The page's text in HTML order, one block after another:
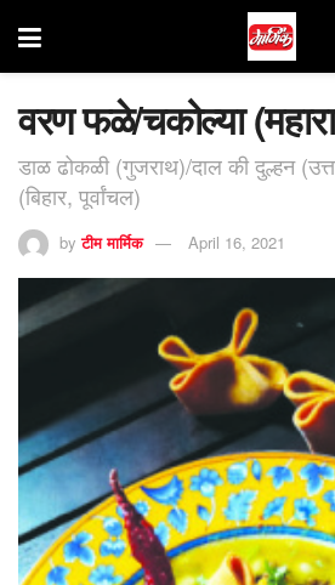
वरण फळे/चकोल्या
डाळ ढोकळी (गुजराथ)/दाल की दुल्हन
(बिहार, पूर्वांचल)
by टीम मार्मिक April 16, 2021